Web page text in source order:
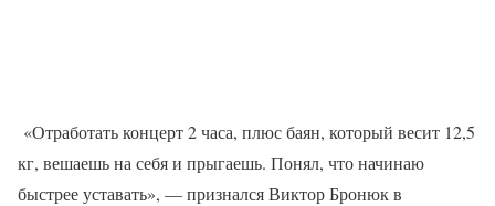
«Отработать концерт 2 часа, плюс баян, который весит 12,5
кг, вешаешь на себя и прыгаешь. Понял, что начинаю
быстрее уставать», — признался Виктор Бронюк в